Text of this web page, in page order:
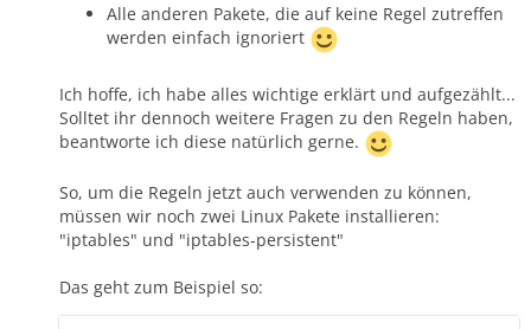
Alle anderen Pakete, die auf keine Regel zutreffen
werden einfach ignoriert
Ich hoffe, ich habe alles wichtige erklärt und aufgezählt...
Solltet ihr dennoch weitere Fragen zu den Regeln haben,
beantworte ich diese natürlich gerne.
So, um die Regeln jetzt auch verwenden zu können,
müssen wir noch zwei Linux Pakete installieren:
"iptables" und "iptables-persistent"
Das geht zum Beispiel so: